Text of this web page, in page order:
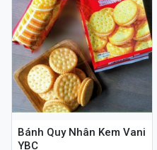
Bánh Quy Nhân Kem Vani
YBC